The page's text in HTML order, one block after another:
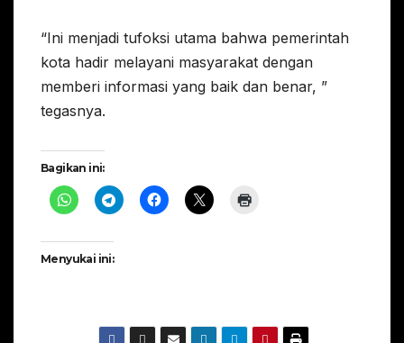
“Ini menjadi tufoksi utama bahwa pemerintah
kota hadir melayani masyarakat dengan
memberi informasi yang baik dan benar, ”
tegasnya.
Bagikan ini:
Menyukai ini: